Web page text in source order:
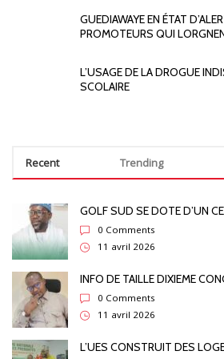
GUEDIAWAYE EN ÉTAT
PROMOTEURS QUI
L’USAGE DE LA DROGUE
SCOLAIRE
Recent Trending
GOLF SUD SE DOTE D’UN
0 Comments
11 avril 2026
INFO DE TAILLE DIXIEME
0 Comments
11 avril 2026
L’UES CONSTRUIT DES